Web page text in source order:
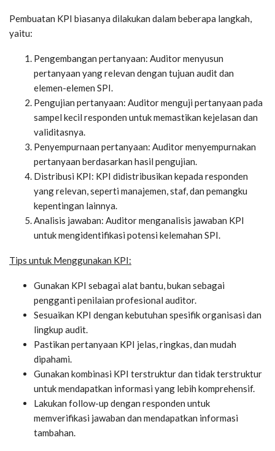
Pembuatan KPI biasanya dilakukan dalam beberapa langkah,
yaitu:
Pengembangan pertanyaan: Auditor menyusun
pertanyaan yang relevan dengan tujuan audit dan
elemen-elemen SPI.
Pengujian pertanyaan: Auditor menguji pertanyaan pada
sampel kecil responden untuk memastikan kejelasan dan
validitasnya.
Penyempurnaan pertanyaan: Auditor menyempurnakan
pertanyaan berdasarkan hasil pengujian.
Distribusi KPI: KPI didistribusikan kepada responden
yang relevan, seperti manajemen, staf, dan pemangku
kepentingan lainnya.
Analisis jawaban: Auditor menganalisis jawaban KPI
untuk mengidentifikasi potensi kelemahan SPI.
Tips untuk Menggunakan KPI:
Gunakan KPI sebagai alat bantu,bukan sebagai
pengganti penilaian profesional auditor.
Sesuaikan KPI dengan kebutuhan spesifik organisasi dan
lingkup audit.
Pastikan pertanyaan KPI jelas, ringkas, dan mudah
dipahami.
Gunakan kombinasi KPI terstruktur dan tidak terstruktur
untuk mendapatkan informasi yang lebih komprehensif.
Lakukan follow-up dengan responden untuk
memverifikasi jawaban dan mendapatkan informasi
tambahan.